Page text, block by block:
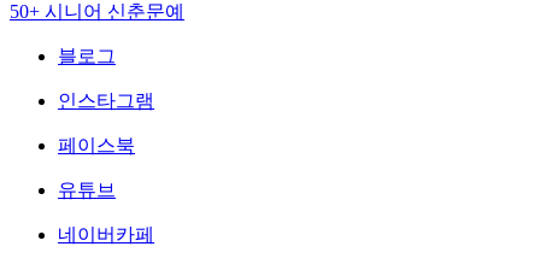
50+ 시니어 신춘문예
블로그
인스타그램
페이스북
유튜브
네이버카페